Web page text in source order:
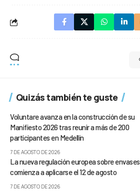
Quizás también te guste
Voluntare avanza en la construcción de su
Manifiesto 2026 tras reunir a más de 200
participantes en Medellín
7 DE AGOSTO DE 2026
La nueva regulación europea sobre envases
comienza a aplicarse el 12 de agosto
7 DE AGOSTO DE 2026